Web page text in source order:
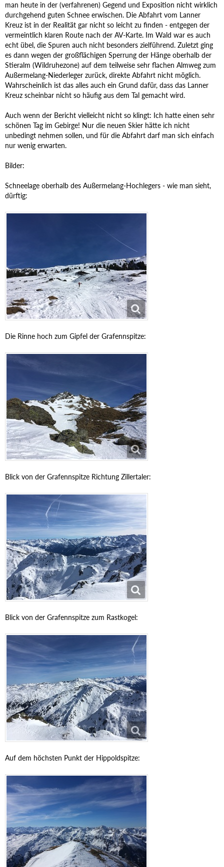
man heute in der (verfahrenen) Gegend und Exposition nicht wirklich
durchgehend guten Schnee erwischen. Die Abfahrt vom Lanner
Kreuz ist in der Realität gar nicht so leicht zu finden - entgegen der
vermeintlich klaren Route nach der AV-Karte. Im Wald war es auch
echt übel, die Spuren auch nicht besonders zielführend. Zuletzt ging
es dann wegen der großflächigen Sperrung der Hänge oberhalb der
Stieralm (Wildruhezone) auf dem teilweise sehr flachen Almweg zum
Außermelang-Niederleger zurück, direkte Abfahrt nicht möglich.
Wahrscheinlich ist das alles auch ein Grund dafür, dass das Lanner
Kreuz scheinbar nicht so häufig aus dem Tal gemacht wird.
Auch wenn der Bericht vielleicht nicht so klingt: Ich hatte einen sehr
schönen Tag im Gebirge! Nur die neuen Skier hätte ich nicht
unbedingt nehmen sollen, und für die Abfahrt darf man sich einfach
nur wenig erwarten.
Bilder:
Schneelage oberhalb des Außermelang-Hochlegers - wie man sieht,
dürftig:
Die Rinne hoch zum Gipfel der Grafennspitze:
Blick von der Grafennspitze Richtung Zillertaler:
Blick von der Grafennspitze zum Rastkogel:
Auf dem höchsten Punkt der Hippoldspitze: